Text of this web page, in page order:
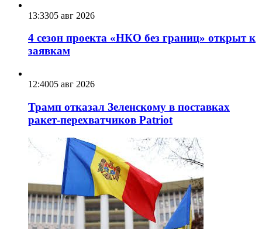
13:3305 авг 2026
4 сезон проекта «НКО без границ» открыт к
заявкам
12:4005 авг 2026
Трамп отказал Зеленскому в поставках
ракет-перехватчиков Patriot